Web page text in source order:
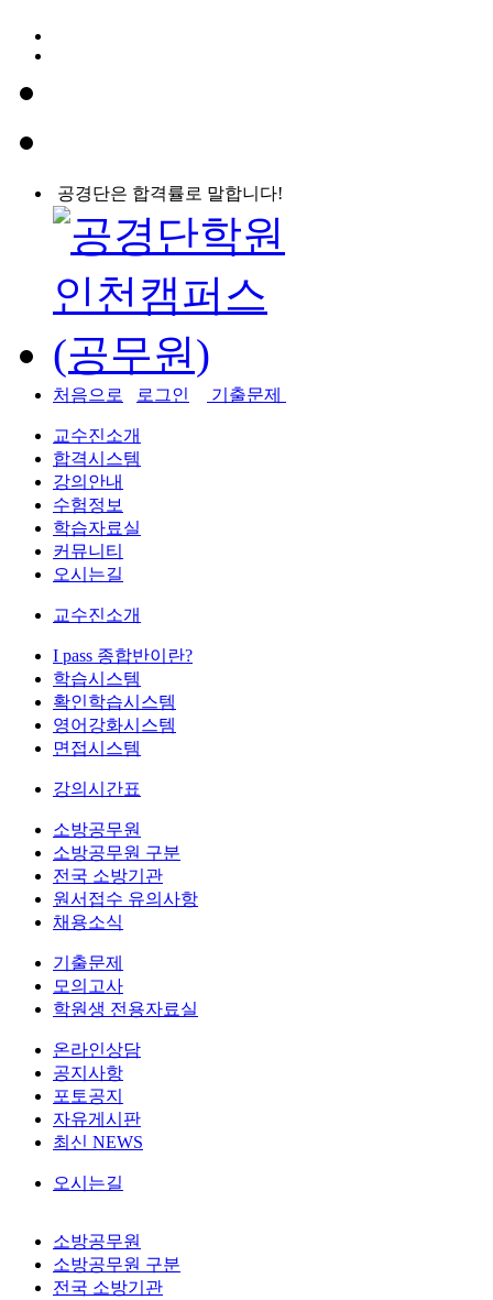
공경단은 합격률로 말합니다!
처음으로 로그인 기출문제
교수진소개
합격시스템
강의안내
수험정보
학습자료실
커뮤니티
오시는길
교수진소개
I pass 종합반이란?
학습시스템
확인학습시스템
영어강화시스템
면접시스템
강의시간표
소방공무원
소방공무원 구분
전국 소방기관
원서접수 유의사항
채용소식
기출문제
모의고사
학원생 전용자료실
온라인상담
공지사항
포토공지
자유게시판
최신 NEWS
오시는길
소방공무원
소방공무원 구분
전국 소방기관